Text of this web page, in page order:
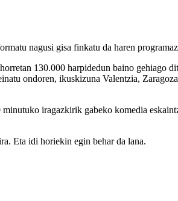
nagusi gisa finkatu da haren
130.000 harpidedun baino gehiago
ondoren, ikuskizuna Valentzia,
iragazkirik gabeko komedia
Eta idi horiekin egin behar da lana.